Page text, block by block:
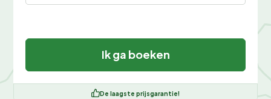
Ik ga boeken
De laagste prijsgarantie!